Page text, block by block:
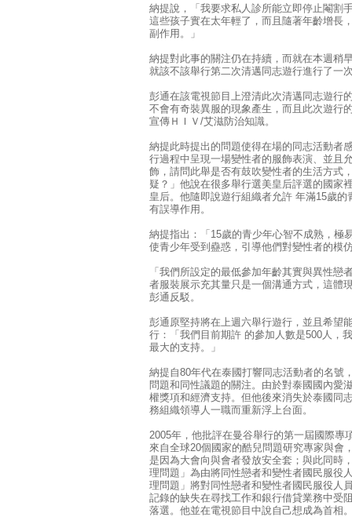
納提說，「我要求私人診所能立即停止閹割
這些孩子實在太年輕了，而且隨著年齡增長
副作用。」
納提對此事的關注仍在持續，而就在本週稍
就該不該舉行第二次清邁同志遊行進行了一
彭通在該電視節目上澄清此次清邁同志遊行
不會有奇裝異服的現象產生，而且此次遊行
宣傳ＨＩＶ/艾滋防治知識。
納提此時提出的問題使得在場的同志活動者
行過程中呈現一場變性者的服飾表演、並且
飾，請問此舉是否有鼓吹變性者的生活方式
疑？」他說在很多舉行選美皇后評選的國家
皇后。他隨即說遊行組織者允許 年滿15歲
有誤導作用。
納提指出：「15歲的青少年心智不成熟，極
使青少年受到蠱惑，引導他們對變性者的模
「我們所設定的最低參加年齡其實與異性戀
者服裝展示充其量只是一個溝通方式，這體
彭通反駁。
彭通原堅持將在上週六舉行遊行，並且希望
行：「我們目前期許 的參加人數是500人，
最大的支持。」
納提自80年代在泰國打響同志活動者的名號
問題和同性議題的關注。由於對泰國國內愛
權獎項和經濟支持。但他後來消失於泰國同
務組織領導人一職而重新浮上台面。
2005年，他批評在曼谷舉行的第一屆國際專
來自全球20個國家的酷兒問題研究專家與會
是因為大會向與會者發放安全套；與此同時
理問題」為由將同性戀者和變性者國民服役
理問題」將對同性戀者和變性者國民服役人
記錄的缺失在尋找工作和銀行借貸業務中受
落選。他並在電視節目中說自己想成為首相